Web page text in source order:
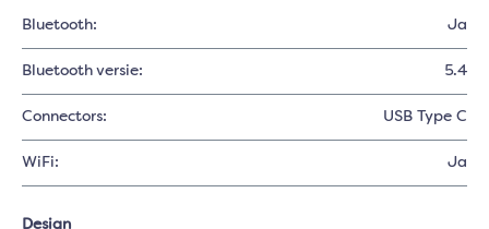
Bluetooth: Ja
Bluetooth versie: 5.4
Connectors: USB Type C
WiFi: Ja
Design